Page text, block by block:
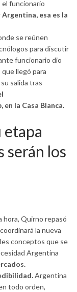
el funcionario
esa es la
se reúnen
para discutir
funcionario dio
llegó para
salida tras
la Casa Blanca.
etapa
serán los
hora, Quirno repasó
la nueva
conceptos que se
Argentina
Argentina
todo orden,